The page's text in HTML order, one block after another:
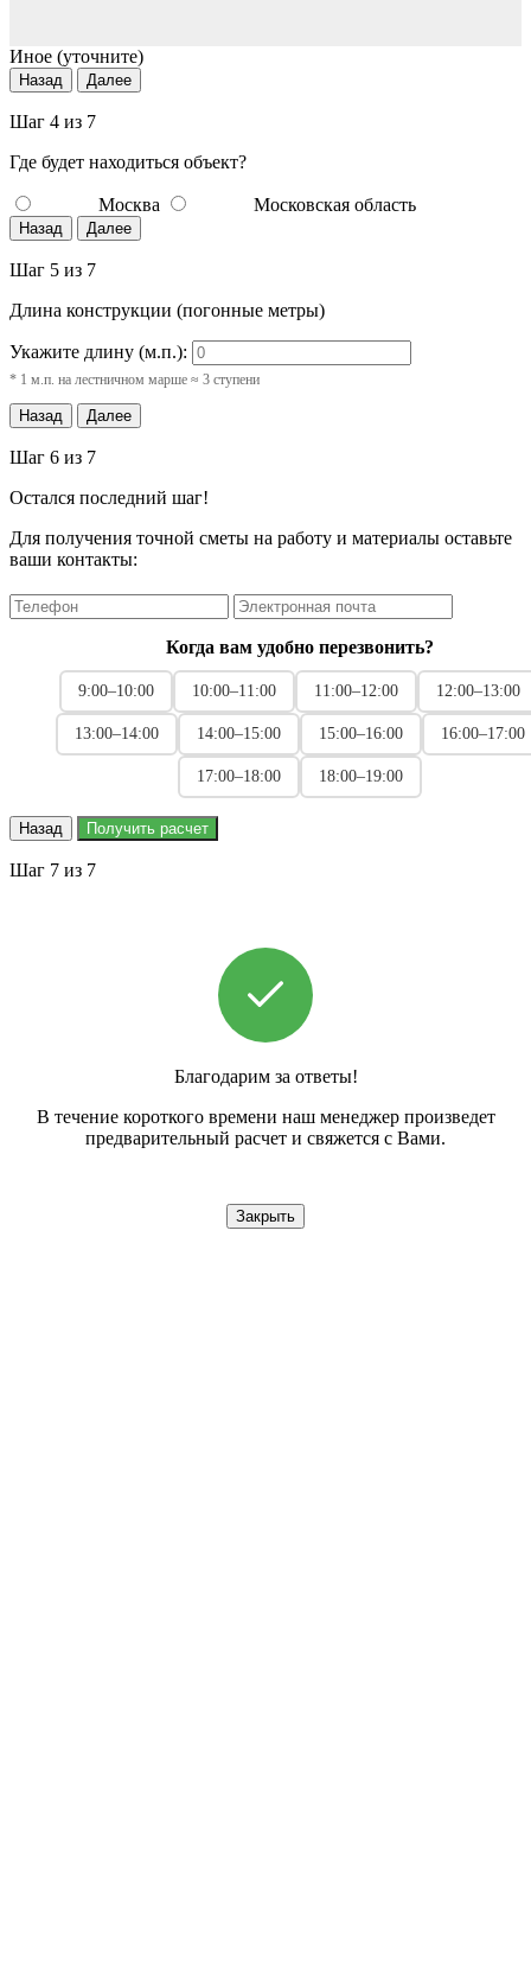
Иное (уточните)
Назад Далее
Шаг 4 из 7
Где будет находиться объект?
Москва Московская область
Назад Далее
Шаг 5 из 7
Длина конструкции (погонные метры)
Укажите длину (м.п.):
* 1 м.п. на лестничном марше ≈ 3 ступени
Назад Далее
Шаг 6 из 7
Остался последний шаг!
Для получения точной сметы на работу и материалы оставьте
ваши контакты:
Когда вам удобно перезвонить?
9:00–10:00 10:00–11:00 11:00–12:00 12:00–13:00
13:00–14:00 14:00–15:00 15:00–16:00 16:00–17:00
17:00–18:00 18:00–19:00
Назад Получить расчет
Шаг 7 из 7
Благодарим за ответы!
В течение короткого времени наш менеджер произведет
предварительный расчет и свяжется с Вами.
Закрыть